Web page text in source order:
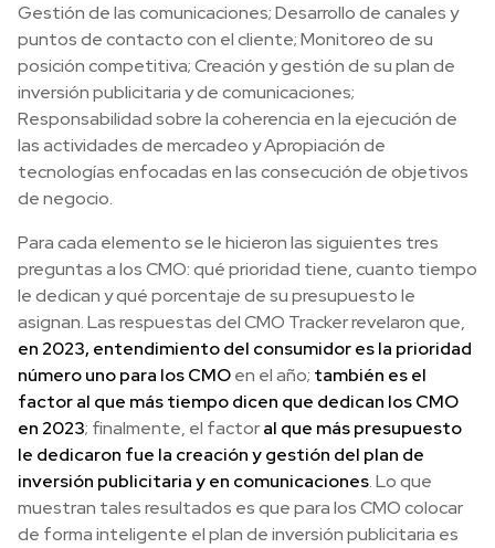
Gestión de las comunicaciones; Desarrollo de canales y
puntos de contacto con el cliente; Monitoreo de su
posición competitiva; Creación y gestión de su plan de
inversión publicitaria y de comunicaciones;
Responsabilidad sobre la coherencia en la ejecución de
las actividades de mercadeo y Apropiación de
tecnologías enfocadas en las consecución de objetivos
de negocio.
Para cada elemento se le hicieron las siguientes tres
preguntas a los CMO: qué prioridad tiene, cuanto tiempo
le dedican y qué porcentaje de su presupuesto le
asignan. Las respuestas del CMO Tracker revelaron que,
en 2023, entendimiento del consumidor es la prioridad
número uno para los CMOen el año; también es el
factor al que más tiempo dicen que dedican los CMO
en 2023; finalmente, el factoral que más presupuesto
le dedicaron fue la creación y gestión del plan de
inversión publicitaria y en comunicaciones. Lo que
muestran tales resultados es que para los CMO colocar
de forma inteligente el plan de inversión publicitaria es